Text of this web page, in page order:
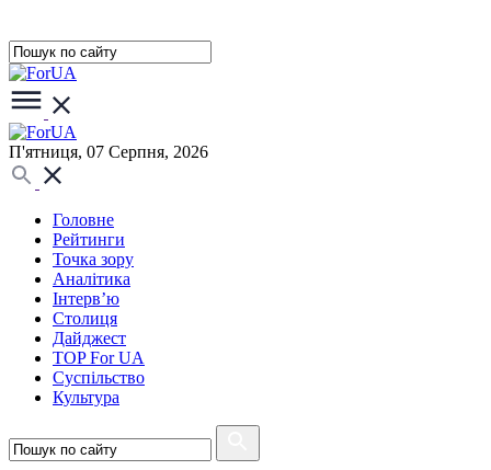
П'ятниця, 07 Серпня, 2026
Головне
Рейтинги
Точка зору
Аналітика
Інтерв’ю
Столиця
Дайджест
TOP For UA
Суспiльство
Культура